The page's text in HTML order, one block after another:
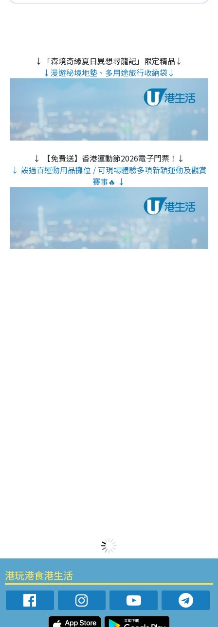
↓「森境奇緣夏日異想尋龍記」限定精品↓
↓漫遊秘境地墊、多用途旅行收納袋↓
↓ 【免費送】香港運動節2026電子門票！↓
↓ 設過百運動用品攤位 / 可現場體驗多項新穎運動及觀賞
賽事🔥 ↓
港玩港食港生活